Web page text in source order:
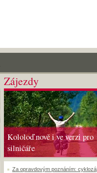
Zájezdy
Kololoď nově i ve verzi pro
silničáře
Za opravdovým poznáním: